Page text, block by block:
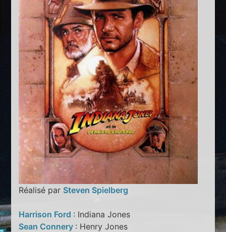
Réalisé par Steven Spielberg
Harrison Ford : Indiana Jones
Sean Connery : Henry Jones